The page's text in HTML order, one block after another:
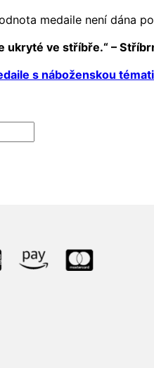
medaile není dána
ukryté ve stříbře.“ –
s náboženskou